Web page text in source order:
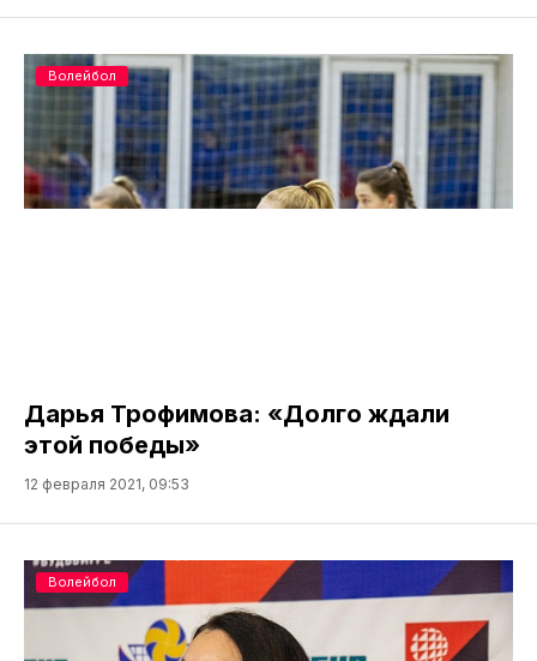
Дарья Трофимова: «Долго ждали
этой победы»
12 февраля 2021, 09:53
Волейбол
Волейбол